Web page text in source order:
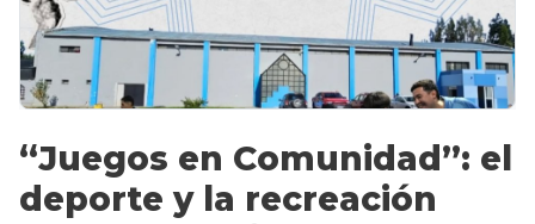
“Juegos en Comunidad”: el
deporte y la recreación